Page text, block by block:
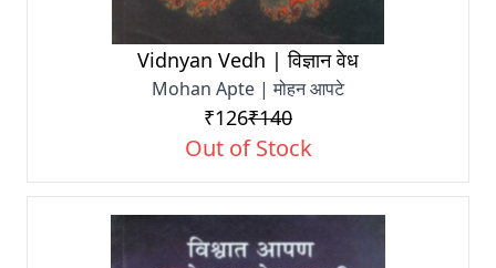
Vidnyan Vedh | विज्ञान वेध
Mohan Apte | मोहन आपटे
₹126₹140
Out of Stock